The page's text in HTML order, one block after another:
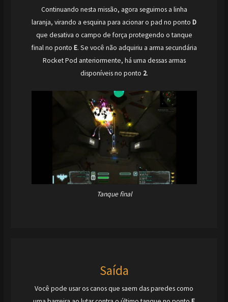
Continuando nesta missão, agora seguimos a linha
laranja, virando a esquina para acionar o pad no ponto D
que desativa o campo de força protegendo o tanque
final no ponto E. Se você não adquiriu a arma secundária
Rocket Pod anteriormente, há uma dessas armas
disponíveis no ponto 2.
Tanque final
Saída
Você pode usar os canos que saem das paredes como